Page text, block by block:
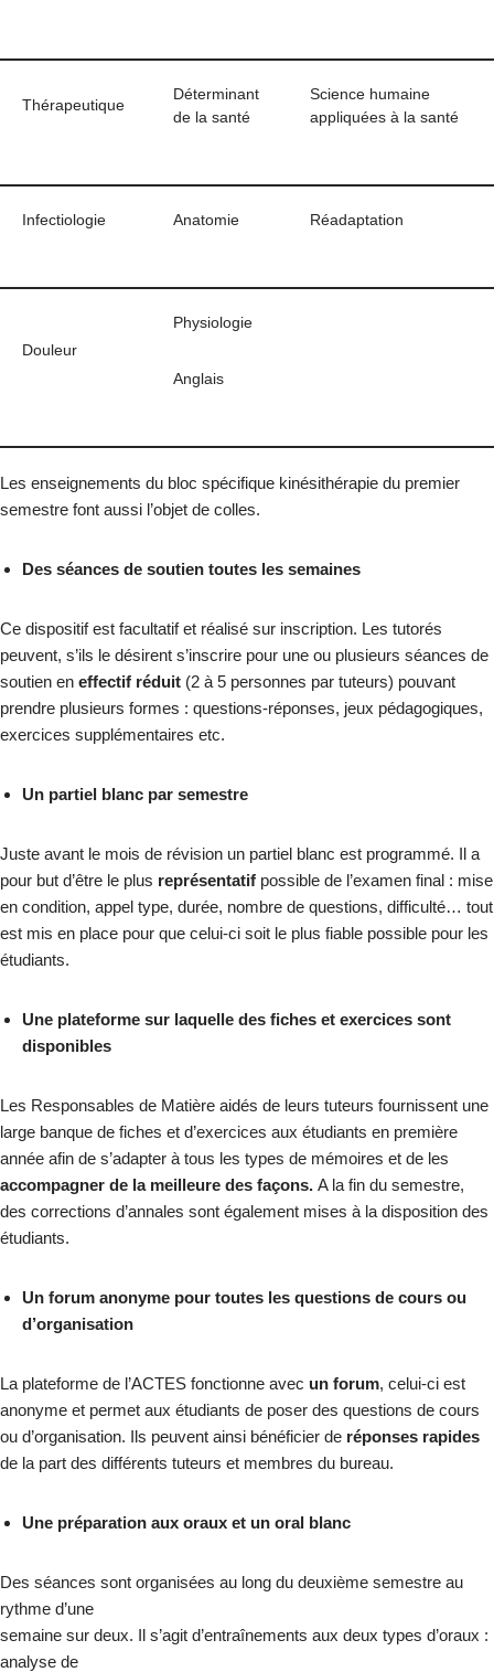
Thérapeutique
Déterminant
de la santé
Science humaine
appliquées à la santé
Infectiologie Anatomie Réadaptation
Douleur
Physiologie
Anglais
Les enseignements du bloc spécifique kinésithérapie du premier
semestre font aussi l’objet de colles.
Des séances de soutien toutes les semaines
Ce dispositif est facultatif et réalisé sur inscription. Les tutorés
peuvent, s’ils le désirent s’inscrire pour une ou plusieurs séances de
soutien en effectif réduit (2 à 5 personnes par tuteurs) pouvant
prendre plusieurs formes : questions-réponses, jeux pédagogiques,
exercices supplémentaires etc.
Un partiel blanc par semestre
Juste avant le mois de révision un partiel blanc est programmé. Il a
pour but d’être le plus représentatif possible de l’examen final : mise
en condition, appel type, durée, nombre de questions, difficulté… tout
est mis en place pour que celui-ci soit le plus fiable possible pour les
étudiants.
Une plateforme sur laquelle des fiches et exercices sont
disponibles
Les Responsables de Matière aidés de leurs tuteurs fournissent une
large banque de fiches et d’exercices aux étudiants en première
année afin de s’adapter à tous les types de mémoires et de les
accompagner de la meilleure des façons. A la fin du semestre,
des corrections d’annales sont également mises à la disposition des
étudiants.
Un forum anonyme pour toutes les questions de cours ou
d’organisation
La plateforme de l’ACTES fonctionne avec un forum, celui-ci est
anonyme et permet aux étudiants de poser des questions de cours
ou d’organisation. Ils peuvent ainsi bénéficier de réponses rapides
de la part des différents tuteurs et membres du bureau.
Une préparation aux oraux et un oral blanc
Des séances sont organisées au long du deuxième semestre au
rythme d’une
semaine sur deux. Il s’agit d’entraînements aux deux types d’oraux :
analyse de